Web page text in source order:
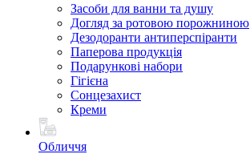
Засоби для ванни та душу
Догляд за ротовою порожниною
Дезодоранти антиперспіранти
Паперова продукція
Подарункові набори
Гігієна
Сонцезахист
Креми
Обличчя